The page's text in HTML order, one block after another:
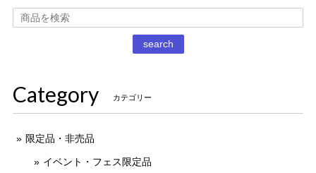
丁寧な梱包で本日受け取りました。 だるまストーブ探してた
のでとても嬉しいです 扇風機もブタの蚊取り線香も可愛いで
search
Category カテゴリー
限定品・非売品
イベント・フェス限定品